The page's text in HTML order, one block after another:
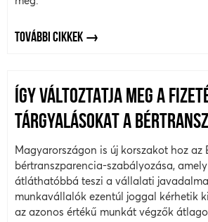
TOVÁBBI CIKKEK
ÍGY VÁLTOZTATJA MEG A
TÁRGYALÁSOKAT A
Magyarországon is új korszakot hoz az
bértranszparencia-szabályozása,
átláthatóbbá teszi a vállalati
munkavállalók ezentúl joggal kérhetik
az azonos értékű munkát végzők